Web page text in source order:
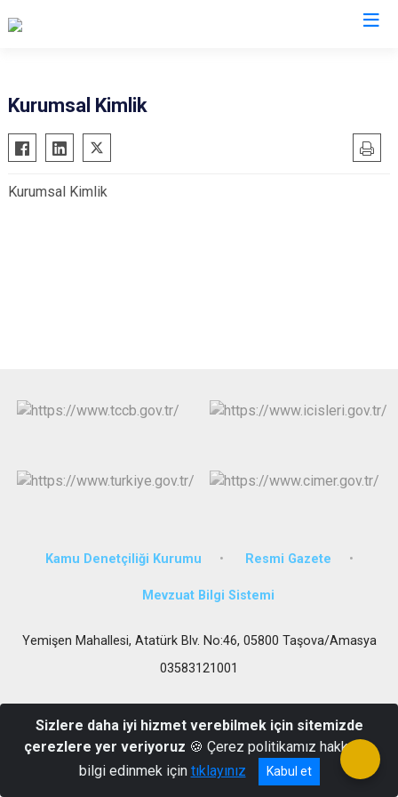
Göynücek
Gümüşhacıköy
Hamamözü
Kurumsal Kimlik
Kurumsal Kimlik
Kamu Denetçiliği Kurumu Resmi Gazete
Mevzuat Bilgi Sistemi
Yemişen Mahallesi, Atatürk Blv. No:46, 05800 Taşova/Amasya
03583121001
Sizlere daha iyi hizmet verebilmek için sitemizde
çerezlere yer veriyoruz 🍪 Çerez politikamız hakkında
bilgi edinmek için tıklayınız Kabul et